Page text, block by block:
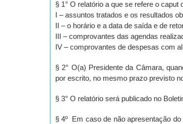
§ 1° O relatório a que se refere o
I – assuntos tratados e os resultados
II – o horário e a data de saída e de
III – comprovantes das agendas
IV – comprovantes de despesas com
§ 2° O(a) Presidente da Câmara,
por escrito, no mesmo prazo previsto
§ 3° O relatório será publicado no
§ 4º Em caso de não apresentação